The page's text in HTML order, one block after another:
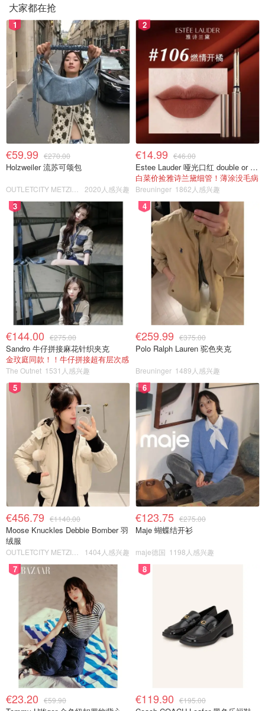
大家都在抢
1
€59.99 €270.00
Holzweiler 流苏可颂包
2020人感兴趣
2
€14.99 €46.00
Estee Lauder 哑光口红 double or nothing色号
白菜价捡雅诗兰黛细管！薄涂没毛病
Breuninger 1862人感兴趣
3
€144.00 €275.00
Sandro 牛仔拼接麻花针织夹克
金玟庭同款！！牛仔拼接超有层次感
The Outnet 1531人感兴趣
4
€259.99 €375.00
Polo Ralph Lauren 驼色夹克
Breuninger 1489人感兴趣
5
€456.79 €1140.00
Moose Knuckles Debbie Bomber 羽
绒服
1404人感兴趣
6
€123.75 €275.00
Maje 蝴蝶结开衫
maje德国 1198人感兴趣
7
€23.20 €59.90
8
€119.90 €195.00